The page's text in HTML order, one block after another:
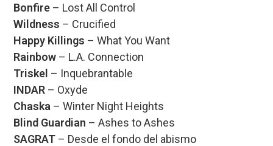
Bonfire – Lost All Control
Wildness – Crucified
Happy Killings – What You Want
Rainbow – L.A. Connection
Triskel – Inquebrantable
INDAR – Oxyde
Chaska – Winter Night Heights
Blind Guardian – Ashes to Ashes
SAGRAT – Desde el fondo del abismo